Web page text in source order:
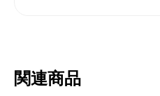
関連商品